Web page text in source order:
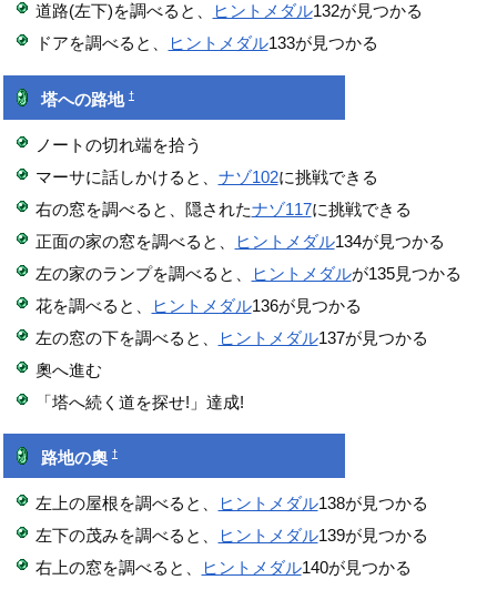
道路(左下)を調べると、
ヒントメダル132が見つかる
ドアを調べると、
ヒントメダル133が見つかる
塔への路地 †
ノートの切れ端を拾う
マーサに話しかけると、 ナゾ102に挑戦できる
右の窓を調べると、隠されたナゾ117に挑戦できる
正面の家の窓を調べると、
ヒントメダル134が見つかる
左の家のランプを調べると、
ヒントメダルが135見つかる
花を調べると、
ヒントメダル136が見つかる
左の窓の下を調べると、
ヒントメダル137が見つかる
奧へ進む
「塔へ続く道を探せ!」達成!
路地の奧 †
左上の屋根を調べると、 ヒントメダル138が見つかる
左下の茂みを調べると、
ヒントメダル139が見つかる
右上の窓を調べると、
ヒントメダル140が見つかる